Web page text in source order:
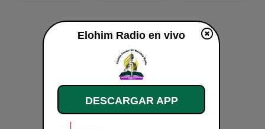
Elohim Radio en vivo
DESCARGAR APP